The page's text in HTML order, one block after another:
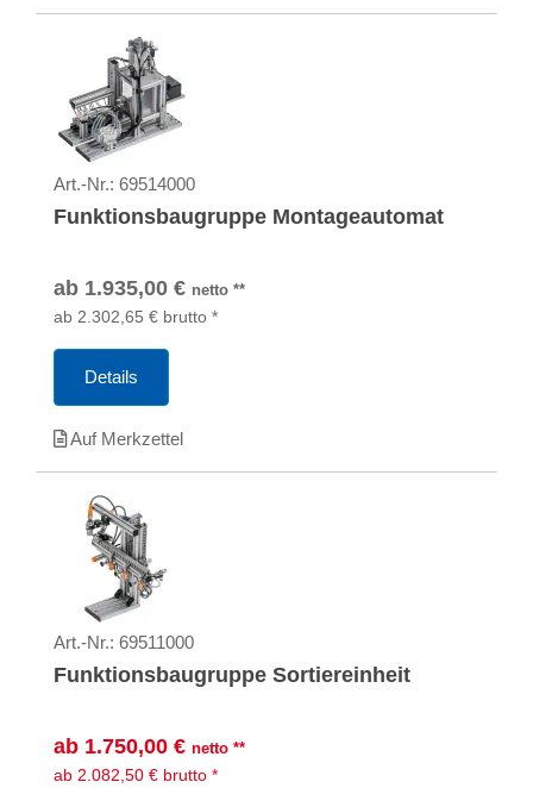
Art.-Nr.: 69514000
Funktionsbaugruppe Montageautomat
ab 1.935,00 € netto **
ab 2.302,65 € brutto *
Details
Auf Merkzettel
Art.-Nr.: 69511000
Funktionsbaugruppe Sortiereinheit
ab 1.750,00 € netto **
ab 2.082,50 € brutto *